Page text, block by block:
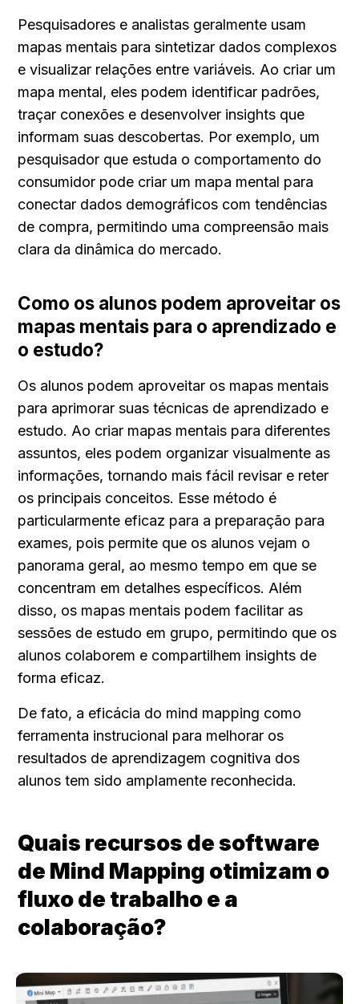
Pesquisadores e analistas geralmente usam
mapas mentais para sintetizar dados complexos
e visualizar relações entre variáveis. Ao criar um
mapa mental, eles podem identificar padrões,
traçar conexões e desenvolver insights que
informam suas descobertas. Por exemplo, um
pesquisador que estuda o comportamento do
consumidor pode criar um mapa mental para
conectar dados demográficos com tendências
de compra, permitindo uma compreensão mais
clara da dinâmica do mercado.
Como os alunos podem aproveitar os
mapas mentais para o aprendizado e
o estudo?
Os alunos podem aproveitar os mapas mentais
para aprimorar suas técnicas de aprendizado e
estudo. Ao criar mapas mentais para diferentes
assuntos, eles podem organizar visualmente as
informações, tornando mais fácil revisar e reter
os principais conceitos. Esse método é
particularmente eficaz para a preparação para
exames, pois permite que os alunos vejam o
panorama geral, ao mesmo tempo em que se
concentram em detalhes específicos. Além
disso, os mapas mentais podem facilitar as
sessões de estudo em grupo, permitindo que os
alunos colaborem e compartilhem insights de
forma eficaz.
De fato, a eficácia do mind mapping como
ferramenta instrucional para melhorar os
resultados de aprendizagem cognitiva dos
alunos tem sido amplamente reconhecida.
Quais recursos de software
de Mind Mapping otimizam o
fluxo de trabalho e a
colaboração?